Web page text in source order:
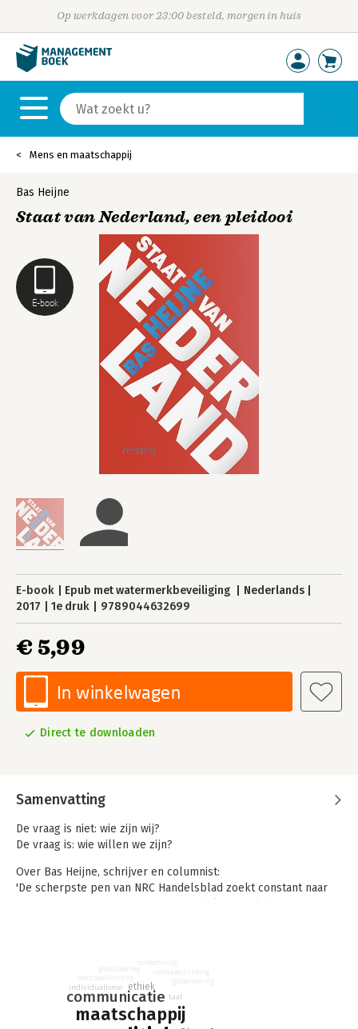
Op werkdagen voor 23:00 besteld, morgen in huis
Mens en maatschappij
E-book
Bas Heijne
Staat van Nederland, een pleidooi
E-book Epub met watermerkbeveiliging
Nederlands
2017
1e druk 9789044632699
€ 5,99
In winkelwagen
Direct te downloaden
Samenvatting
De vraag is niet: wie zijn wij?
De vraag is: wie willen we zijn?
Over Bas Heijne, schrijver en columnist:
'De scherpste pen van NRC Handelsblad zoekt constant naar
'De beste in zijn vak.' - Vrij Nederland
maatschappij
communicatie
ethiek
taal
individualisme
contraverlichting
globalisering
miskenning
contraverlichting
globalisering